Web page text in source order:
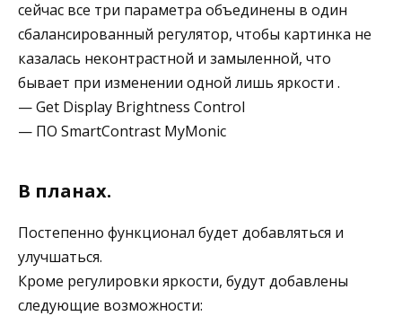
сейчас все три параметра объединены в один
сбалансированный регулятор, чтобы картинка не
казалась неконтрастной и замыленной, что
бывает при изменении одной лишь яркости .
— Get Display Brightness Control
— ПО SmartContrast MyMonic
В планах.
Постепенно функционал будет добавляться и
улучшаться.
Кроме регулировки яркости, будут добавлены
следующие возможности: